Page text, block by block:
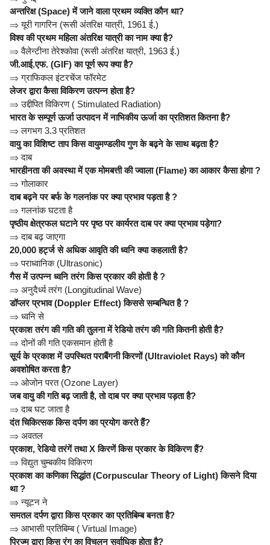
अन्तरिक्ष (Space) में जाने वाला प्रथम व्यक्ति कौन था?
⇒ यूरी गागरिन (रूसी अंतरिक्ष यात्री, 1961 ई.)
विश्व की प्रथम महिला अंतरिक्ष यात्री का नाम क्या है?
⇒ वैलेन्टीना तेरेश्कोवा (रूसी अंतरिक्ष यात्री, 1963 ई.)
जी.आई.एफ. (GIF) का पूर्ण रूप क्या है?
⇒ ग्राफिकल इंटरचेंज फॉरमेट
लेजर द्वारा कैसा विकिरण उत्पन्न होता है?
⇒उद्दीपित विकिरण ( Stimulated Radiation)
भारत के सम्पूर्ण ऊर्जा उत्पादन में नाभिकीय ऊर्जा का प्रतिशत कितना है?
⇒ लगभग 3.3 प्रतिशत
वायु का विशिष्ट ताप किस वायुमण्डलीय गुण के बढ़ने के साथ बढ़ता है?
⇒दाब
भारहीनता की अवस्था में एक मोमबत्ती की ज्वाला (Flame) का आकार कैसा होगा ?
⇒गोलाकार
दाब बढ़ने पर बर्फ के गलनांक पर क्या प्रभाव पड़ता है ?
⇒गलनांक घटता है
पृष्ठीय क्षेत्रफल घटाने पर पृष्ठ पर कार्यरत दाब पर क्या प्रभाव पड़ेगा?
⇒दाब बढ़ जाएगा
20,000 हर्ट्ज से अधिक आवृति की ध्वनि क्या कहलाती है?
⇒ पराध्वानिक (Ultrasonic)
गैस में उत्पन्न ध्वनि तरंग किस प्रकार की होती है ?
⇒ अनुदैर्ध्य तरंग (Longitudinal Wave)
डॉप्लर प्रभाव (Doppler Effect) किससे सम्बन्धित है ?
⇒ ध्वनि से
प्रकाश तरंग की गति की तुलना में रेडियो तरंग की गति कितनी होती है?
⇒ दोनों की गति एकसमान होती है
सूर्य के प्रकाश में उपस्थित पराबैंगनी किरणों (Ultraviolet Rays) को कौन
अवशोषित करता है?
⇒ ओजोन परत (Ozone Layer)
जब वायु की गति बढ़ जाती है, तो दाब पर क्या प्रभाव पड़ता है?
⇒ दाब घट जाता है
दंत चिकित्सक किस दर्पण का प्रयोग करते हैं?
⇒ अवतल
प्रकाश, रेडियो तरंगें तथा X किरणें किस प्रकार के विकिरण हैं?
⇒ विद्युत चुम्बकीय विकिरण
प्रकाश का कणिका सिद्धांत (Corpuscular Theory of Light) किसने दिया
था ?
⇒ न्यूटन ने
समतल दर्पण द्वारा किस प्रकार का प्रतिबिम्ब बनता है?
⇒ आभासी प्रतिबिम्ब ( Virtual Image)
प्रिज्म द्वारा किस रंग का विचलन सर्वाधिक होता है?